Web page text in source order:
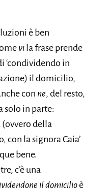
è ben
vi la frase prende
‘condividendo in
il domicilio,
con ne, del resto,
solo in parte:
(ovvero della
la signora Caia’
bene.
c’è una
il domicilioè